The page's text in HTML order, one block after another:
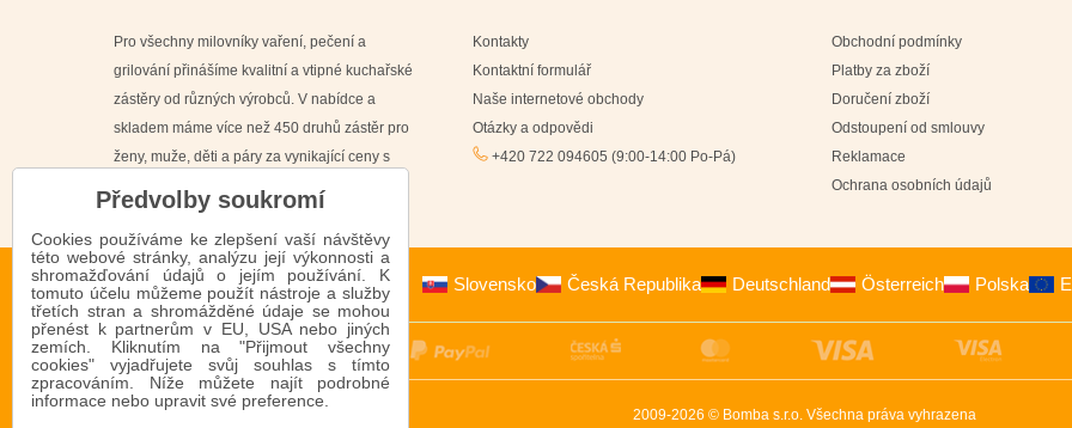
Pro všechny milovníky vaření, pečení a
grilování přinášíme kvalitní a vtipné kuchařské
zástěry od různých výrobců. V nabídce a
skladem máme více než 450 druhů zástěr pro
ženy, muže, děti a páry za vynikající ceny s
Kontakty
Kontaktní formulář
Naše internetové obchody
Otázky a odpovědi
+420 722 094605 (9:00-14:00 Po-Pá)
Obchodní podmínky
Platby za zboží
Doručení zboží
Odstoupení od smlouvy
Reklamace
Ochrana osobních údajů
Slovensko Česká Republika Deutschland Österreich Polska
2009-2026 © Bomba s.r.o. Všechna práva vyhrazena
Předvolby soukromí
Cookies používáme ke zlepšení vaší návštěvy
této webové stránky, analýzu její výkonnosti a
shromažďování údajů o jejím používání. K
tomuto účelu můžeme použít nástroje a služby
třetích stran a shromážděné údaje se mohou
přenést k partnerům v EU, USA nebo jiných
zemích. Kliknutím na "Přijmout všechny
cookies" vyjadřujete svůj souhlas s tímto
zpracováním. Níže můžete najít podrobné
informace nebo upravit své preference.